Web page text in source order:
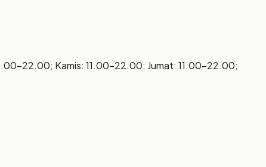
Kamis: 11.00–22.00; Jumat: 11.00–22.00;